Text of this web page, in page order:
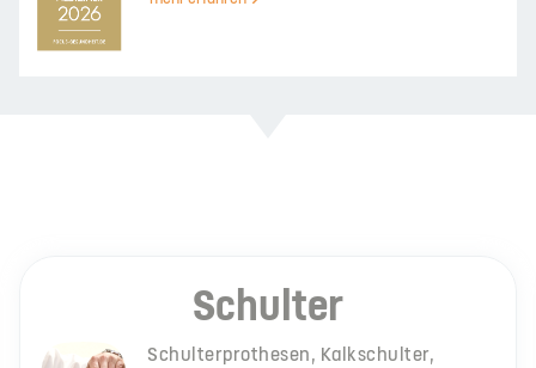
Schulter
Schulterprothesen, Kalkschulter,